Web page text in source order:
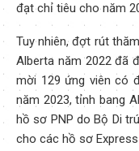
đạt chỉ tiêu cho năm
Tuy nhiên, đợt rút
Alberta năm 2022 đã
mời 129 ứng viên có
năm 2023, tỉnh bang
hồ sơ PNP do Bộ Di
cho các hồ sơ